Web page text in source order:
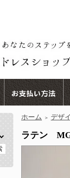
ホーム ＞ デザ
ラテン